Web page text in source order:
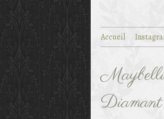
Accueil
Diamant